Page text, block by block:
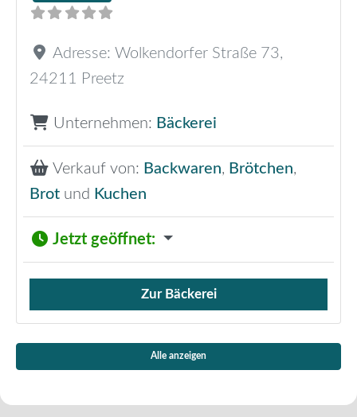
Adresse: Wolkendorfer Straße 73,
24211
Preetz
Unternehmen: Bäckerei
Verkauf von: Backwaren, Brötchen,
Brot und Kuchen
Jetzt geöffnet:
Verkauf von Brötchen,
Zur Bäckerei
Alle anzeigen